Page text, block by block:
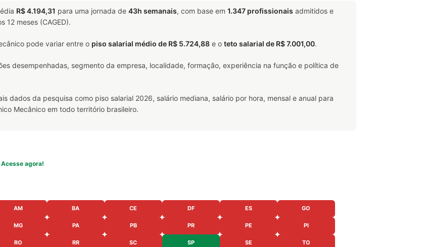
R$ 4.194,31 para uma jornada de 43h semanais, com base em 1.347 profissionais admitidos e
12 meses (CAGED).
pode variar entre o piso salarial médio de R$ 5.724,88 e o teto salarial de R$ 7.001,00.
desempenhadas, segmento da empresa, localidade, formação, experiência na função e política de
dados da pesquisa como piso salarial 2026, salário mediana, salário por hora, mensal e anual para
Mecânico em todo território brasileiro.
Acesse agora!
AM BA CE DF ES GO
MG PA PB PR PE PI
RO RR SC SP SE TO